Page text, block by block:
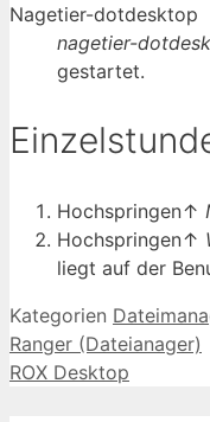
Nagetier-dotdesktop
nagetier-
gestartet.
Hochspringen↑
Hochspringen↑
liegt auf der
Kategorien
Ranger (Dateianager)
ROX Desktop